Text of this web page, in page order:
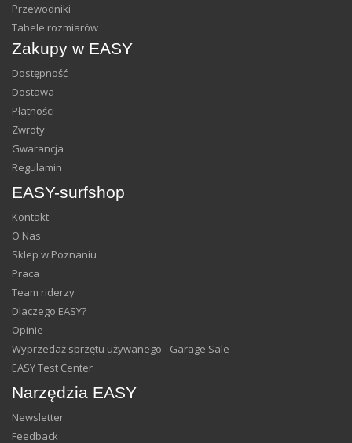
Przewodniki
Tabele rozmiarów
Zakupy w EASY
Dostępność
Dostawa
Płatności
Zwroty
Gwarancja
Regulamin
EASY-surfshop
Kontakt
O Nas
Sklep w Poznaniu
Praca
Team riderzy
Dlaczego EASY?
Opinie
Wyprzedaż sprzętu używanego - Garage Sale
EASY Test Center
Narzędzia EASY
Newsletter
Feedback